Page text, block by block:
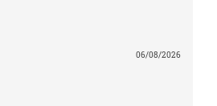
06/08/2026